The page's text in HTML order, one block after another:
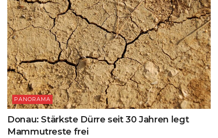
PANORAMA
Donau: Stärkste Dürre seit 30 Jahren legt
Mammutreste frei